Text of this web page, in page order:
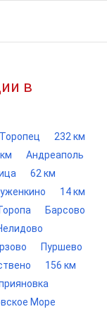
в
Торопец
232 км
Андреаполь
62 км
14 км
Барсово
Пуршево
156 км
Море